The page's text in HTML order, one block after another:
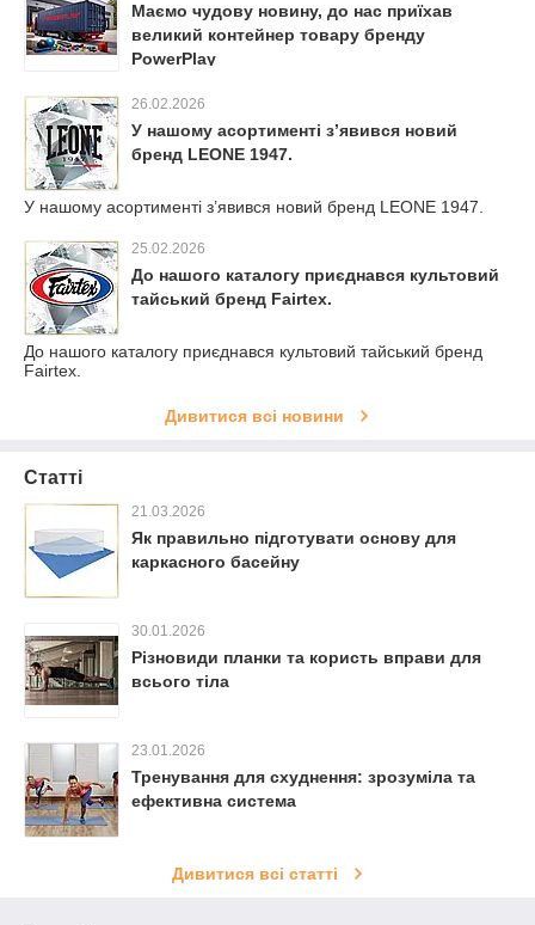
Маємо чудову новину, до нас приїхав
великий контейнер товару бренду
PowerPlay
26.02.2026
У нашому асортименті з’явився новий
бренд LEONE 1947.
У нашому асортименті з’явився новий бренд LEONE 1947.
25.02.2026
До нашого каталогу приєднався культовий
тайський бренд Fairtex.
До нашого каталогу приєднався культовий тайський бренд
Fairtex.
Дивитися всі новини
Статті
21.03.2026
Як правильно підготувати основу для
каркасного басейну
30.01.2026
Різновиди планки та користь вправи для
всього тіла
23.01.2026
Тренування для схуднення: зрозуміла та
ефективна система
Дивитися всі статті